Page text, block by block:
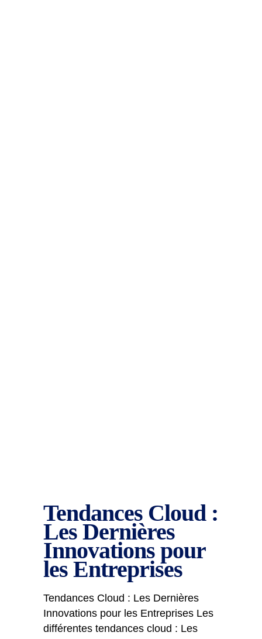
Tendances Cloud :
Les Dernières
Innovations pour
les Entreprises
Tendances Cloud : Les Dernières
Innovations pour les Entreprises Les
différentes tendances cloud : Les